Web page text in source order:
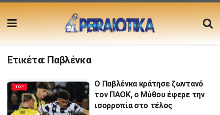
Ετικέτα: Παβλένκα
TOP
Ο Παβλένκα κράτησε ζωντανό
τον ΠΑΟΚ, ο Μύθου έφερε την
ισορροπία στο τέλος